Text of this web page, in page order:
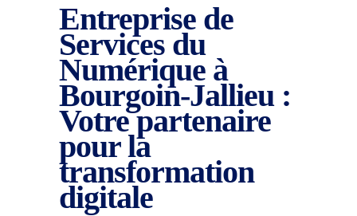
Entreprise de
Services du
Numérique à
Bourgoin-Jallieu :
Votre partenaire
pour la
transformation
digitale